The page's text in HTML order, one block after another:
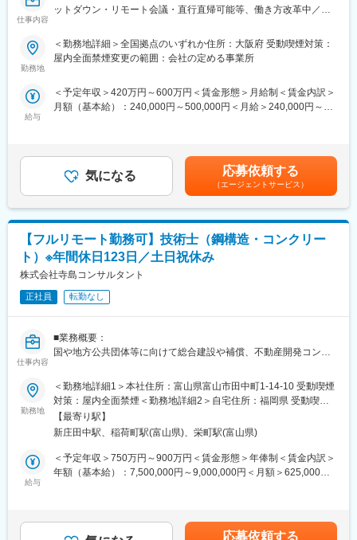
・19：00 退社
基本的に土日祝休み、年間休日125日となっております。繁忙
期に休日の勤務の可能性がございますが、4周4休以上の休日は原
■当社について：
整備などを行う「陸上土木」、大型商業施設・工場施設・宿泊施
設・集合住宅・教育施設・医療施設・福祉施設などの工事を行う
「建築」の3部門をバランスよく展開しております。
・家族手当：配偶者月1万円、子ども一人につき月5千円を支給し
ております。
・住宅手当：首都圏は月4万円まで、大阪・名古屋・福岡は月3万
5千円まで、持ち家(通勤圏のみ)は月4万円まで支給しておりま
す。
・その他：独身寮・単身寮制度、退職金制度もございます。
【長期で働ける環境】
現場の声を重視し、施工管理担当者の提案に耳を傾けるだけで
なく、上下関係なく意見を発信できる風通しの良い就業環境を実
現しています。その結果平均勤続年数約20年、中途入社の定着率
変更の範囲：会社の定める業務
仕事内容
ットダウン・リモート会議・直行直帰可能等、働き方改革中／超
電力事業・情報通信事業等、幅広く展開～】
現場で働く職人さんのまとめ役を担当いただきます。
入社後はスキルや経験に応じて下記の業務をお任せいたします。
・品質確認 等
・安全管理
◎以下の魅力があり、やりがいのあるお仕事です。
・年齢関係なく長く続けられる！
・手に職がつけられる、国家資格の取得も可能！
・未経験から市場価値を上げて、スキルアップしていける仕事！
■働き方について
年間休日130日、月残業時間は30時間以内と、ワークライフバラ
っています。
当社は総合設備工事を全国、海外で展開している業界最大手企業
です。電力インフラ設備、電気設備、空調・衛生設備、情報通信
設備、内装設備を手掛ける総合設備エンジニアリングのリーディ
ングカンパニーです。
日本全国、世界各国で実績のある当社にて、建築物にかかる設
計・施工管理・設備工事全域（電気・情報通信・空調衛生・建築
内装等）すべてを受け持つ幅広い技術力と最先端の開発力・力強
た財務体質等で高い評価を頂いております。
勤務地
＜勤務地詳細＞全国拠点のいずれか住所：大阪府 受動喫煙対策：
屋内全面禁煙変更の範囲：会社の定める事業所
給与
＜予定年収＞420万円～600万円＜賃金形態＞月給制＜賃金内訳＞
月額（基本給）：240,000円～500,000円＜月給＞240,000円～
気になる 応募依頼する
（エージェントサービス）
【フルリモート勤務可】技術士（鋼構造・コンクリー
ト）※年間休日123日／土日祝休み
株式会社寺島コンサルタント
正社員 転勤なし
仕事内容
■業務概要：
国や地方公共団体等に向けて総合建設や補償、不動産開発コンサ
・橋梁の改築における計画策定
・橋梁の定期点検
・補修のための設計 等
■組織構成：
今回は新規事業に必要な有資格者の採用です。現時点で当社に技
術士資格を持つ者はおりません。
https://terasima.jp/works/
勤務地
＜勤務地詳細1＞本社住所：富山県富山市田中町1-14-10 受動喫煙
対策：屋内全面禁煙＜勤務地詳細2＞自宅住所：福岡県 受動喫煙
対策：屋内全面禁煙＜勤務地詳細3＞自宅住所：宮城県 受動喫煙
対策：屋内全面禁煙変更の範囲：会社の定める事業所
【最寄り駅】
新庄田中駅、稲荷町駅(富山県)、栄町駅(富山県)
給与
＜予定年収＞750万円～900万円＜賃金形態＞年俸制＜賃金内訳＞
年額（基本給）：7,500,000円～9,000,000円＜月額＞625,000円
下する可能性があります。月給(月額)は固定手当を含めた表記で
応募依頼する